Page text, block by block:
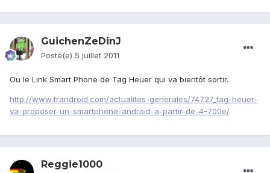
GuichenZeDinJ
Posté(e) 5 juillet 2011
Ou le Link Smart Phone de Tag Heuer qui va bientôt sortir.
http://www.frandroid.com/actualites-generales/74727_tag-heuer-
va-proposer-un-smartphone-android-a-partir-de-4-700e/
Reggie1000